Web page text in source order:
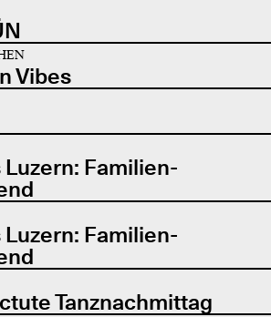
Vibes
Luzern: Familien-
Luzern: Familien-
Tanznachmittag